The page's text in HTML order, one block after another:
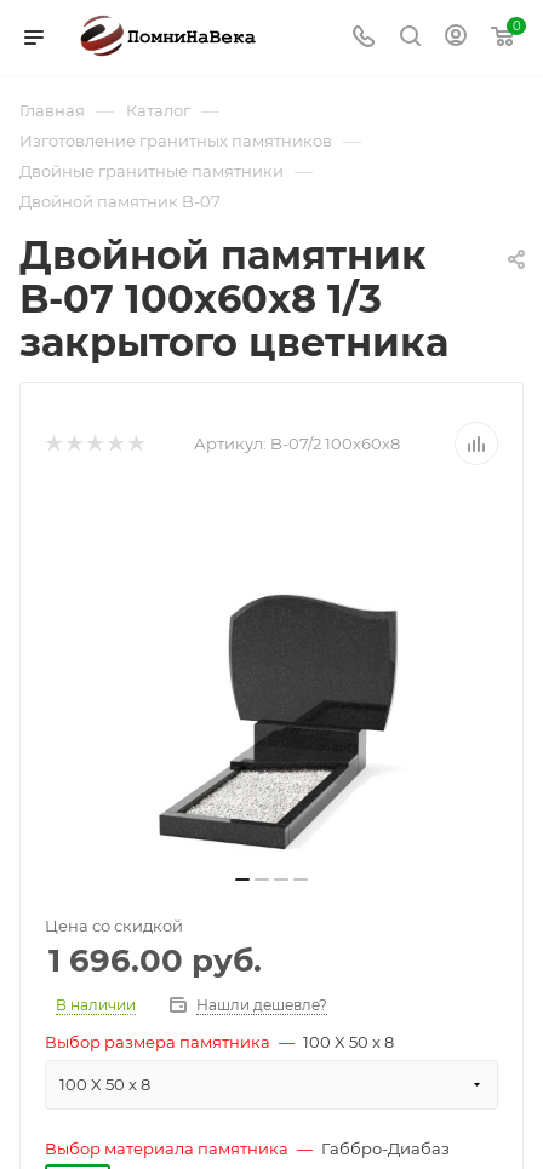
0
Главная — Каталог —
Изготовление гранитных памятников —
Двойные гранитные памятники —
Двойной памятник B-07
Двойной памятник
B-07 100х60х8 1/3
закрытого цветника
Артикул: B-07/2 100х60х8
Цена со скидкой
1 696.00 руб.
В наличии Нашли дешевле?
Выбор размера памятника — 100 X 50 x 8
100 X 50 x 8
Выбор материала памятника — Габбро-Диабаз